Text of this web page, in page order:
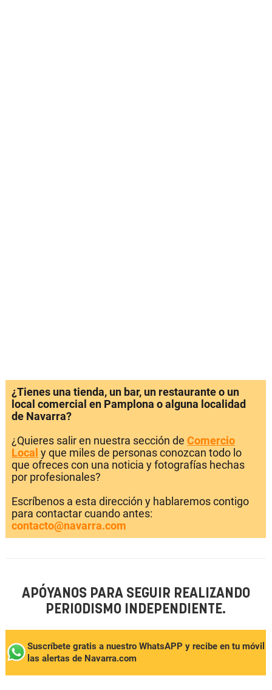
¿Tienes una tienda, un bar, un restaurante o un
local comercial en Pamplona o alguna localidad
de Navarra?
¿Quieres salir en nuestra sección de Comercio
Local y que miles de personas conozcan todo lo
que ofreces con una noticia y fotografías hechas
por profesionales?
Escríbenos a esta dirección y hablaremos contigo
para contactar cuando antes:
contacto@navarra.com
APÓYANOS PARA SEGUIR REALIZANDO
PERIODISMO INDEPENDIENTE.
Suscríbete gratis a nuestro WhatsAPP y recibe en tu móvil
las alertas de Navarra.com